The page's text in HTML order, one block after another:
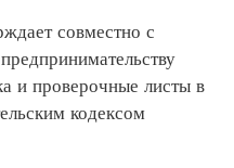
совместно с
и проверочные листы в
кодексом